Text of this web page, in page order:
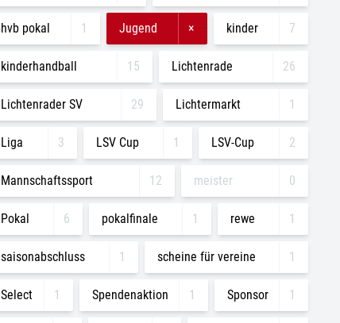
hvb pokal 1 Jugend × kinder 7
kinderhandball 15 Lichtenrade 26
Lichtenrader SV 29 Lichtermarkt 1
Liga 3 LSV Cup 1 LSV-Cup 2
Mannschaftssport 12 meister 0
Pokal 6 pokalfinale 1 rewe 1
saisonabschluss 1 scheine für vereine 1
Select 1 Spendenaktion 1 Sponsor 1